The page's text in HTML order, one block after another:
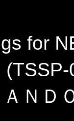
for
ＡＮＤ